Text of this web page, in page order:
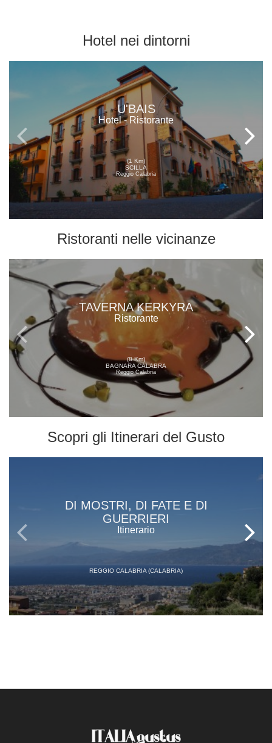
Hotel nei dintorni
U'BAIS
Hotel - Ristorante
(1 Km)
SCILLA
Reggio Calabria
Ristoranti nelle vicinanze
TAVERNA KERKYRA
Ristorante
(8 Km)
BAGNARA CALABRA
Reggio Calabria
Scopri gli Itinerari del Gusto
DI MOSTRI, DI FATE E DI
GUERRIERI
Itinerario
REGGIO CALABRIA (CALABRIA)